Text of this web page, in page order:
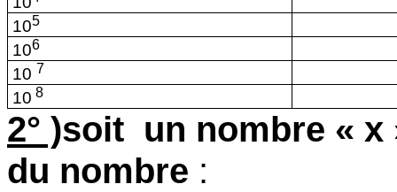
105
106
10 7
10 8
2° )soit un nombre «
du nombre :